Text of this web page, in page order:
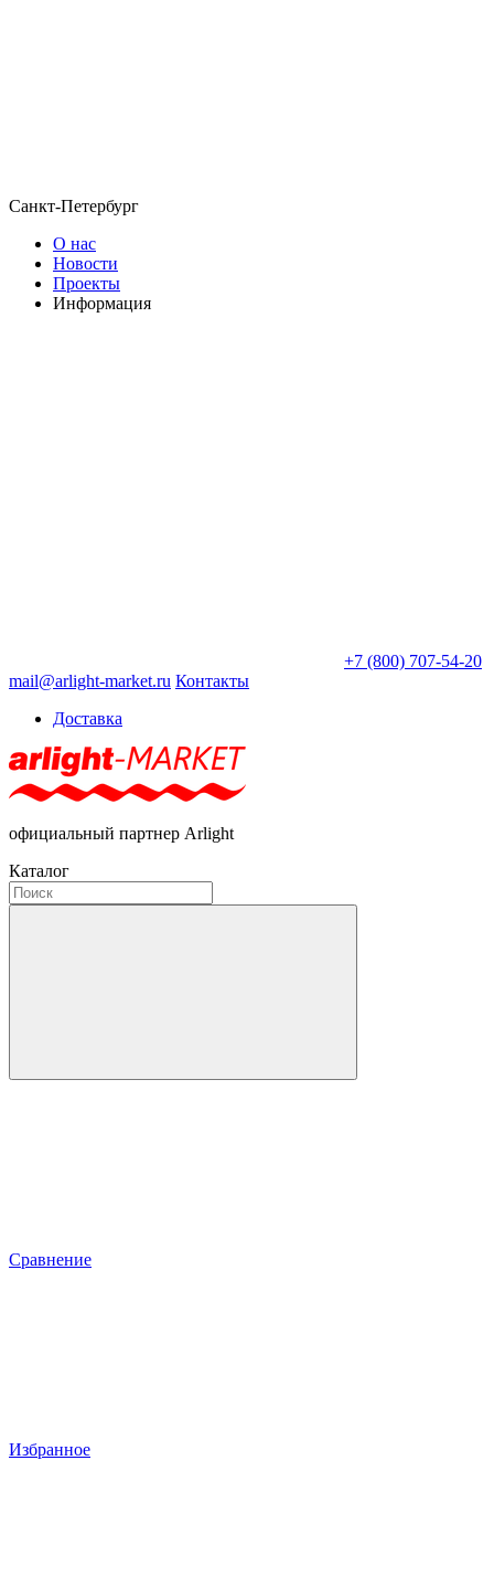
Санкт-Петербург
О нас
Новости
Проекты
Информация
+7 (800) 707-54-20
mail@arlight-market.ru Контакты
Доставка
официальный партнер Arlight
Каталог
Сравнение
Избранное